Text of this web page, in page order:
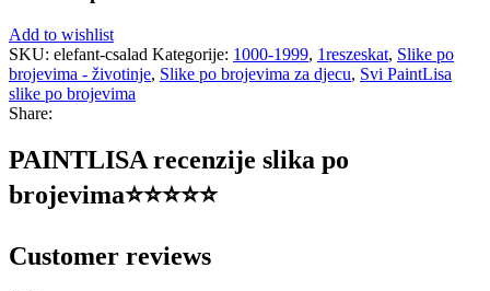
Add to wishlist
SKU: elefant-csalad Kategorije: 1000-1999, 1reszeskat, Slike po
brojevima - životinje, Slike po brojevima za djecu, Svi PaintLisa
slike po brojevima
Share:
PAINTLISA recenzije slika po
brojevima⭐️⭐️⭐️⭐️⭐️
Customer reviews